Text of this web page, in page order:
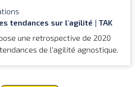
tendances sur l'agilité | TAK
une retrospective de 2020
de l'agilité agnostique.